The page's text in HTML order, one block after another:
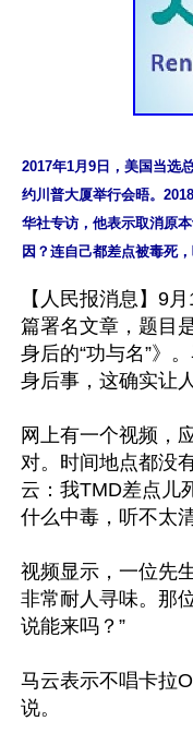
2017年1月9日，美国当选
约川普大厦举行会晤。
华社专访，他表示取消原
因？连自己都差点被毒死
【人民报消息】9
篇署名文章，题目
身后的“功与名”》
身后事，这确实让
网上有一个视频，
对。时间地点都没
云：我TMD差点儿
什么中毒，听不太
视频显示，一位先
非常耐人寻味。那
说能来吗？”
马云表示不唱卡拉
说。